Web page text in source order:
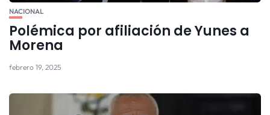
NACIONAL
Polémica por afiliación de Yunes a
Morena
febrero 19, 2025